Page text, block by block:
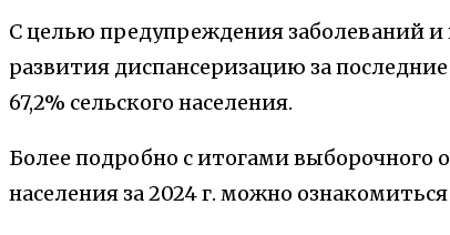
С целью предупреждения заболеваний
развития диспансеризацию за
67,2% сельского населения.
Более подробно с итогами выборочного
населения за 2024 г. можно ознакомиться